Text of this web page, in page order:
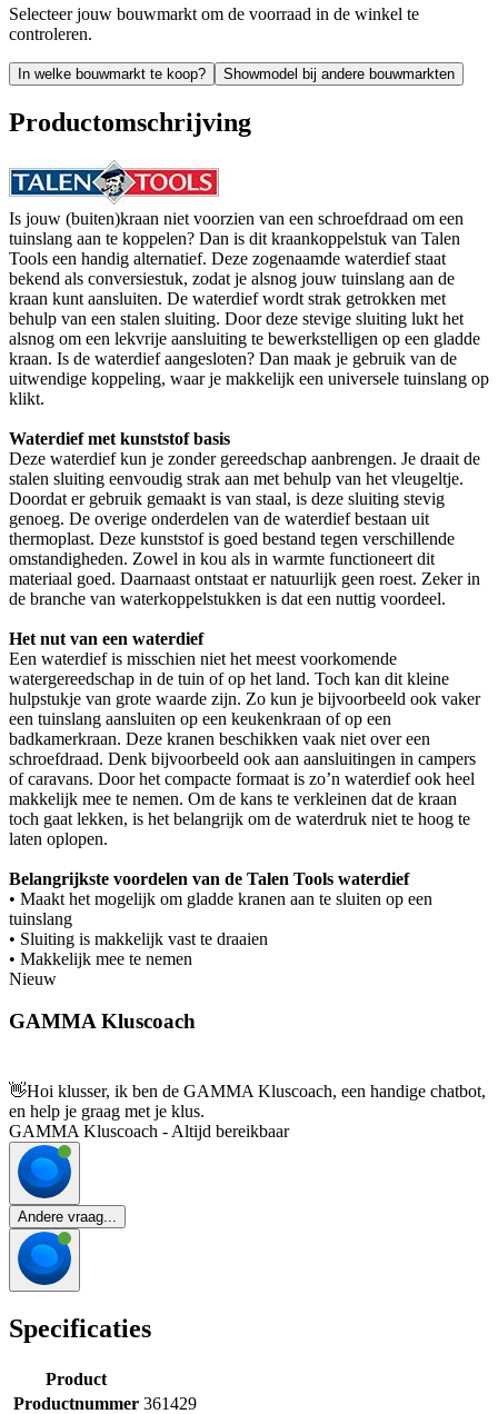
Selecteer jouw bouwmarkt om de voorraad in de winkel te
controleren.
In welke bouwmarkt te koop? Showmodel bij andere bouwmarkten
Productomschrijving
Is jouw (buiten)kraan niet voorzien van een schroefdraad om een
tuinslang aan te koppelen? Dan is dit kraankoppelstuk van Talen
Tools een handig alternatief. Deze zogenaamde waterdief staat
bekend als conversiestuk, zodat je alsnog jouw tuinslang aan de
kraan kunt aansluiten. De waterdief wordt strak getrokken met
behulp van een stalen sluiting. Door deze stevige sluiting lukt het
alsnog om een lekvrije aansluiting te bewerkstelligen op een gladde
kraan. Is de waterdief aangesloten? Dan maak je gebruik van de
uitwendige koppeling, waar je makkelijk een universele tuinslang op
klikt.
Waterdief met kunststof basis
Deze waterdief kun je zonder gereedschap aanbrengen. Je draait de
stalen sluiting eenvoudig strak aan met behulp van het vleugeltje.
Doordat er gebruik gemaakt is van staal, is deze sluiting stevig
genoeg. De overige onderdelen van de waterdief bestaan uit
thermoplast. Deze kunststof is goed bestand tegen verschillende
omstandigheden. Zowel in kou als in warmte functioneert dit
materiaal goed. Daarnaast ontstaat er natuurlijk geen roest. Zeker in
de branche van waterkoppelstukken is dat een nuttig voordeel.
Het nut van een waterdief
Een waterdief is misschien niet het meest voorkomende
watergereedschap in de tuin of op het land. Toch kan dit kleine
hulpstukje van grote waarde zijn. Zo kun je bijvoorbeeld ook vaker
een tuinslang aansluiten op een keukenkraan of op een
badkamerkraan. Deze kranen beschikken vaak niet over een
schroefdraad. Denk bijvoorbeeld ook aan aansluitingen in campers
of caravans. Door het compacte formaat is zo’n waterdief ook heel
makkelijk mee te nemen. Om de kans te verkleinen dat de kraan
toch gaat lekken, is het belangrijk om de waterdruk niet te hoog te
laten oplopen.
Belangrijkste voordelen van de Talen Tools waterdief
• Maakt het mogelijk om gladde kranen aan te sluiten op een
tuinslang
• Sluiting is makkelijk vast te draaien
• Makkelijk mee te nemen
Nieuw
GAMMA Kluscoach
👋Hoi klusser, ik ben de GAMMA Kluscoach, een handige chatbot,
en help je graag met je klus.
GAMMA Kluscoach - Altijd bereikbaar
Andere vraag...
Specificaties
Product
Productnummer 361429